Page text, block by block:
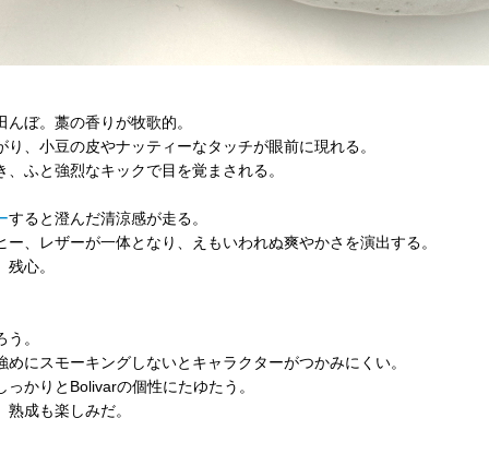
ぼ。藁の香りが牧歌的。
、小豆の皮やナッティーなタッチが眼前に現れる。
ふと強烈なキックで目を覚まされる。
すると澄んだ清涼感が走る。
、レザーが一体となり、えもいわれぬ爽やかさを演出する。
心。
。
にスモーキングしないとキャラクターがつかみにくい。
かりとBolivarの個性にたゆたう。
成も楽しみだ。